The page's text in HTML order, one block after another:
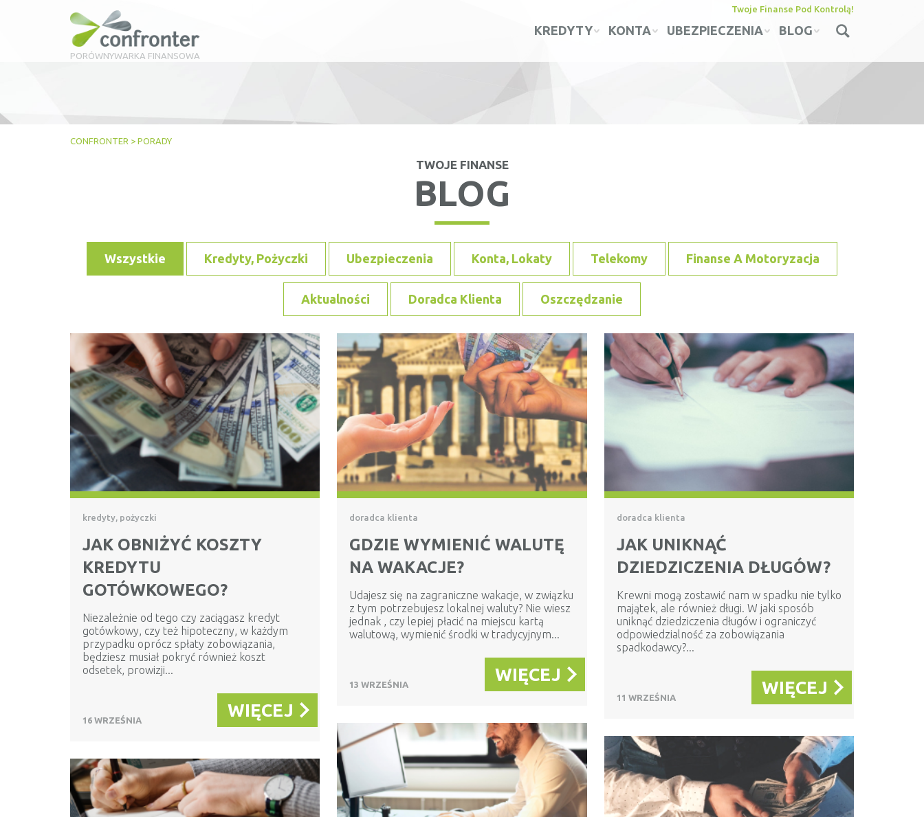
PORÓWNYWARKA FINANSOWA
Twoje Finanse Pod Kontrolą!
KREDYTY KONTA UBEZPIECZENIA BLOG
CONFRONTER > PORADY
TWOJE FINANSE
BLOG
Wszystkie Kredyty, Pożyczki Ubezpieczenia Konta, Lokaty Telekomy Finanse A Motoryzacja
Aktualności Doradca Klienta Oszczędzanie
kredyty, pożyczki
JAK OBNIŻYĆ KOSZTY
KREDYTU
GOTÓWKOWEGO?
Niezależnie od tego czy zaciągasz kredyt
gotówkowy, czy też hipoteczny, w każdym
przypadku oprócz spłaty zobowiązania,
będziesz musiał pokryć również koszt
odsetek, prowizji...
16 WRZEŚNIA WIĘCEJ
doradca klienta
GDZIE WYMIENIĆ WALUTĘ
NA WAKACJE?
Udajesz się na zagraniczne wakacje, w związku
z tym potrzebujesz lokalnej waluty? Nie wiesz
jednak , czy lepiej płacić na miejscu kartą
walutową, wymienić środki w tradycyjnym...
13 WRZEŚNIA WIĘCEJ
doradca klienta
JAK UNIKNĄĆ
DZIEDZICZENIA DŁUGÓW?
Krewni mogą zostawić nam w spadku nie tylko
majątek, ale również długi. W jaki sposób
uniknąć dziedziczenia długów i ograniczyć
odpowiedzialność za zobowiązania
spadkodawcy?...
11 WRZEŚNIA WIĘCEJ